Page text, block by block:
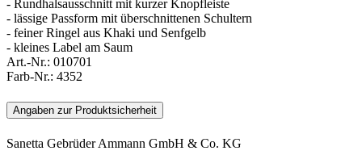
- Rundhalsausschnitt mit kurzer Knopfleiste
- lässige Passform mit überschnittenen Schultern
- feiner Ringel aus Khaki und Senfgelb
- kleines Label am Saum
Art.-Nr.: 010701
Farb-Nr.: 4352
Angaben zur Produktsicherheit
Sanetta Gebrüder Ammann GmbH & Co. KG